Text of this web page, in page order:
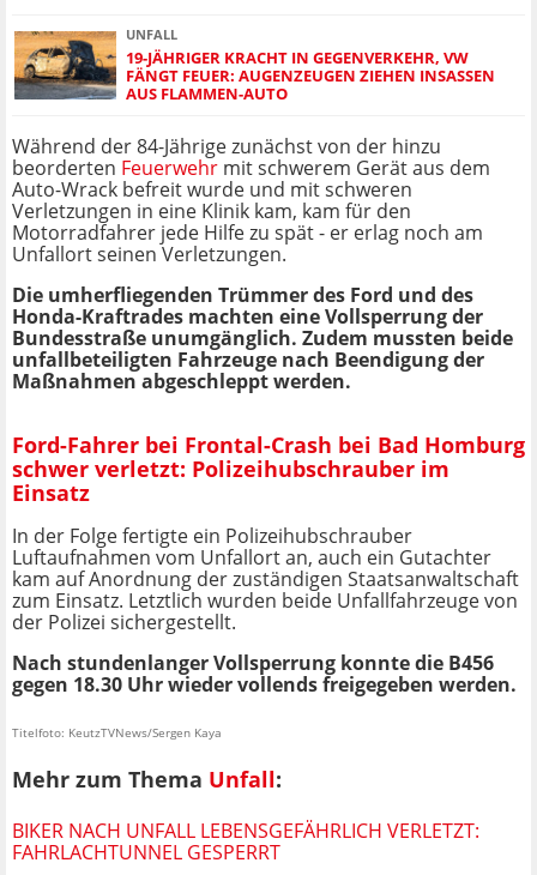
UNFALL
19-JÄHRIGER KRACHT IN GEGENVERKEHR, VW
FÄNGT FEUER: AUGENZEUGEN ZIEHEN INSASSEN
AUS FLAMMEN-AUTO
Während der 84-Jährige zunächst von der hinzu
beorderten Feuerwehr mit schwerem Gerät aus dem
Auto-Wrack befreit wurde und mit schweren
Verletzungen in eine Klinik kam, kam für den
Motorradfahrer jede Hilfe zu spät - er erlag noch am
Unfallort seinen Verletzungen.
Die umherfliegenden Trümmer des Ford und des
Honda-Kraftrades machten eine Vollsperrung der
Bundesstraße unumgänglich. Zudem mussten beide
unfallbeteiligten Fahrzeuge nach Beendigung der
Maßnahmen abgeschleppt werden.
Ford-Fahrer bei Frontal-Crash bei Bad Homburg
schwer verletzt: Polizeihubschrauber im
Einsatz
In der Folge fertigte ein Polizeihubschrauber
Luftaufnahmen vom Unfallort an, auch ein Gutachter
kam auf Anordnung der zuständigen Staatsanwaltschaft
zum Einsatz. Letztlich wurden beide Unfallfahrzeuge von
der Polizei sichergestellt.
Nach stundenlanger Vollsperrung konnte die B456
gegen 18.30 Uhr wieder vollends freigegeben werden.
Titelfoto: KeutzTVNews/Sergen Kaya
Mehr zum Thema Unfall:
BIKER NACH UNFALL LEBENSGEFÄHRLICH VERLETZT:
FAHRLACHTUNNEL GESPERRT